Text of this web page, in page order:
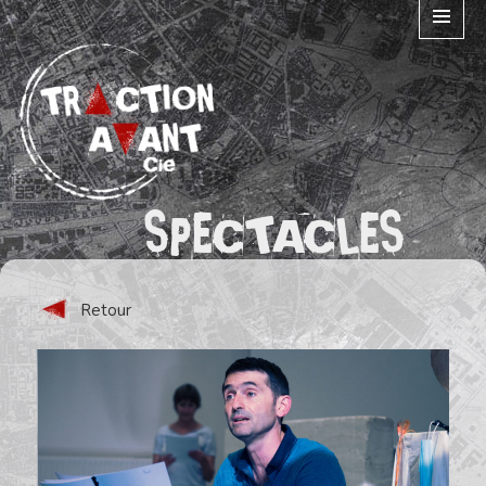
MENU
ET
WIDGETS
SPECTACLES
Retour